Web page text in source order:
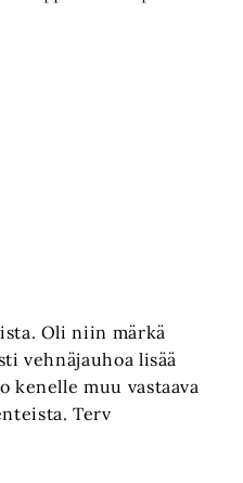
Oli niin märkä
vehnäjauhoa lisää
kenelle muu vastaava
Terv